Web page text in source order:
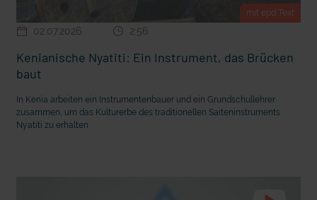
mit epd Text
02.07.2026 2:56
Kenianische Nyatiti: Ein Instrument, das Brücken
baut
In Kenia arbeiten ein Instrumentenbauer und ein Grundschullehrer
zusammen, um das Kulturerbe des traditionellen Saiteninstruments
Nyatiti zu erhalten